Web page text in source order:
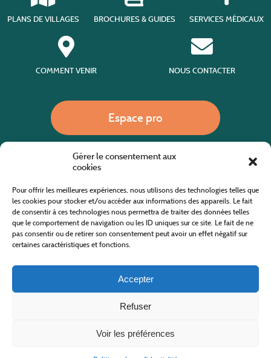
Gérer le consentement aux
cookies
Pour offrir les meilleures expériences, nous utilisons des technologies telles que
les cookies pour stocker et/ou accéder aux informations des appareils. Le fait
de consentir à ces technologies nous permettra de traiter des données telles
que le comportement de navigation ou les ID uniques sur ce site. Le fait de ne
pas consentir ou de retirer son consentement peut avoir un effet négatif sur
certaines caractéristiques et fonctions.
Accepter
Refuser
Voir les préférences
PLANS DE VILLAGES BROCHURES & GUIDES SERVICES MÉDICAUX
COMMENT VENIR NOUS CONTACTER
Espace pro
Site internet cofinancé par le fonds européen agricole pour le développement rural
L'Europe investit dans les zones rurales
Office de Tourisme des Cévennes au Mont Lozère